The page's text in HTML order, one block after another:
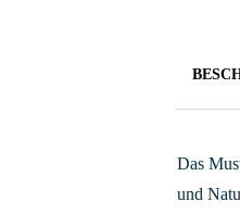
Das
und